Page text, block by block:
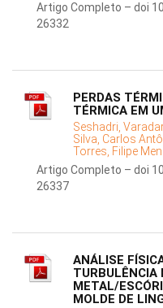
Artigo Completo – doi
26332
PERDAS
TÉRMICA EM
Seshadri,
Silva, Carlos
Torres, Filipe
Artigo Completo – doi
26337
ANÁLISE
TURBULÊNCIA
METAL/
MOLDE DE